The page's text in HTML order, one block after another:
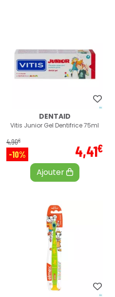
DENTAID
Vitis Junior Gel Dentifrice 75ml
4,90€
-10% 4,41€
Ajouter